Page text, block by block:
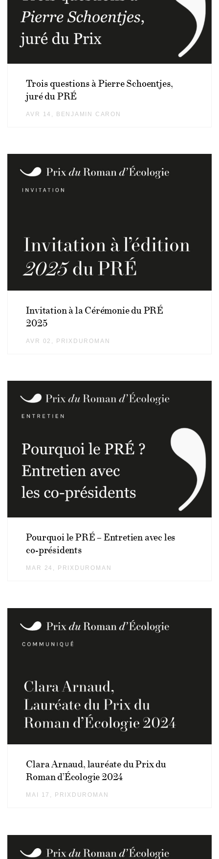
Trois questions à Pierre Schoentjes,
juré du PRÉ
AVR 14 AUTHOR
BENJAMIN CARON
Invitation à la Cérémonie du PRÉ
2025
AVR 02 AUTHOR
PRIXDUROMAN
Pourquoi le PRÉ – Entretien avec les
co-présidents
MAR 24 AUTHOR
PRIXDUROMAN
Clara Arnaud, lauréate du Prix du
Roman d’Écologie 2024
MAI 17 AUTHOR
PRIXDUROMAN